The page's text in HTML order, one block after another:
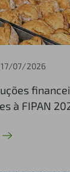
17/07/2026
à FIPAN